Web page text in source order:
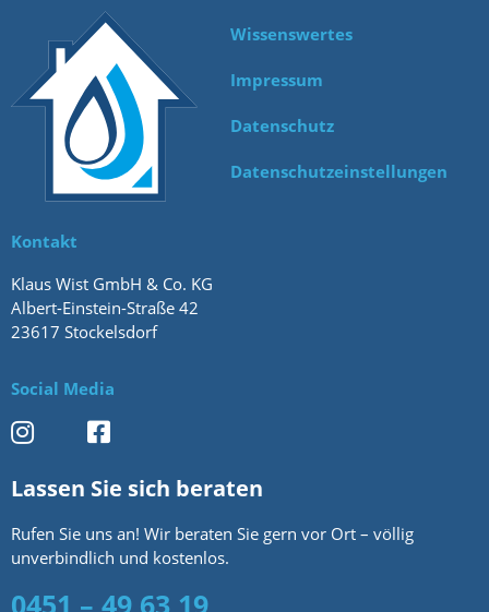
Nasse Wand
Nasser Keller
Salpeter
Schimmel
Schimmelgeruch
Schimmelpilzbeseitigung
Zerstörter Putz
Neustadt in Holstein
Norderstedt
Ostholstein
Ostsee
Preetz
Ratekau
Ratzeburg
Reinbek Glinde
Reinfeld
Scharbeutz
Wissenswertes
Impressum
Datenschutz
Datenschutzeinstellungen
Kontakt
Klaus Wist GmbH & Co. KG
Albert-Einstein-Straße 42
23617 Stockelsdorf
Social Media
Lassen Sie sich beraten
Rufen Sie uns an! Wir beraten Sie gern vor Ort – völlig
unverbindlich und kostenlos.
0451 – 49 63 19